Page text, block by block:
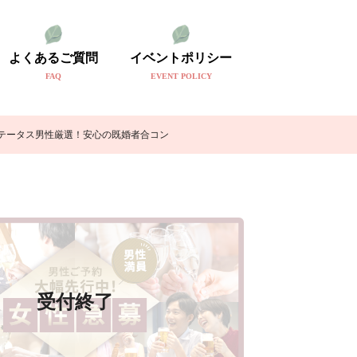
よくあるご質問
FAQ
イベントポリシー
EVENT POLICY
タス男性厳選！安心の既婚者合コン
受付終了